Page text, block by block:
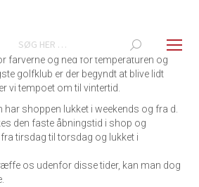
Search:
farverne og ned for temperaturen og
golfklub er der begyndt at blive lidt
vi tempoet om til vintertid.
shoppen lukket i weekends og fra d.
den faste åbningstid i shop og
tirsdag til torsdag og lukket i
os udenfor disse tider, kan man dog